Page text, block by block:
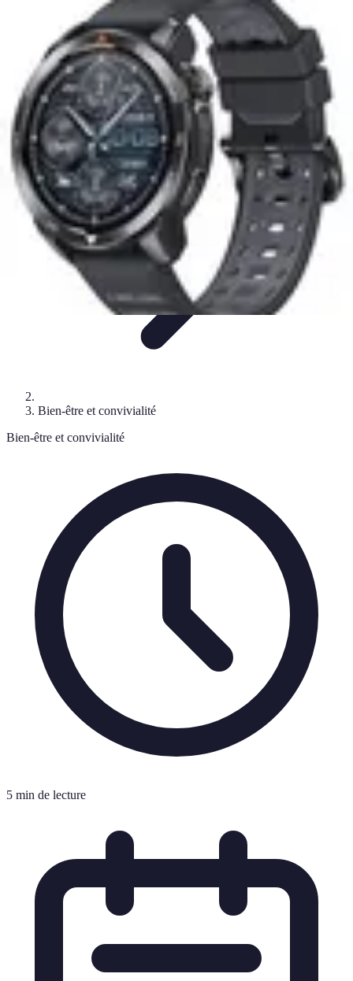
Passion du Padel
Culture et PratiqueInspirationÉquipement et Matériel
Développement
personnelDéveloppement Personnel
Passion du Padel
Bien-être et convivialité
Bien-être et convivialité
5 min de lecture